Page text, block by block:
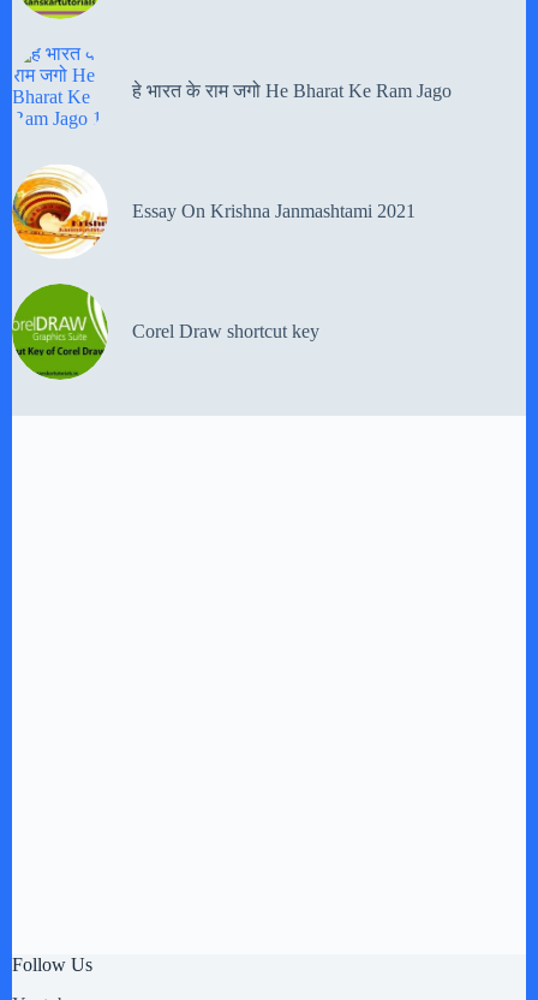
हे भारत के राम जगो He Bharat Ke Ram Jago
Essay On Krishna Janmashtami 2021
Corel Draw shortcut key
Follow Us